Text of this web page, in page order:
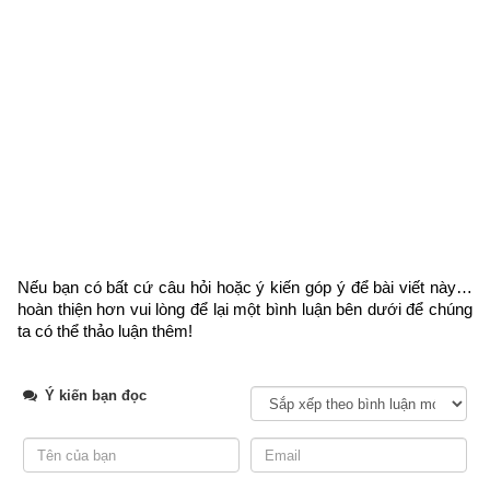
diệu
Theo phép xem ngày lục diệu thì ngày đầu các tháng là đại
tốt xấu được chia làm 3 mức: tốt nhất (Đại An), rất tốt (Tiểu
Cát), khá tốt (Tốc Hỷ) và xấu nhất (Lưu Liên nhiều website gọi
nhầm thành Lưu Niên), rất xấu (Không Vong), khá xấu (Xích
Nếu bạn có bất cứ câu hỏi hoặc ý kiến góp ý để bài viết này…
hoàn thiện hơn vui lòng để lại một bình luận bên dưới để chúng
ta có thể thảo luận thêm!
Ý kiến bạn đọc